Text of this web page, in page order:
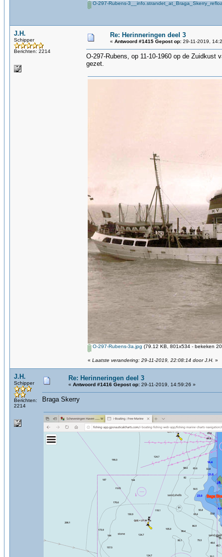
O-297-Rubens-
J.H.
Schipper
Berichten: 2214
Re: Herinneringen deel 3
« Antwoord #1415 Gepost op: 29-11-2019,
O-297-Rubens, op 11-10-1960 op de
gezet.
O-297-Rubens-3a.jpg (79.12 KB, 801x534 - bekeken
« Laatste verandering: 29-11-2019, 22:08:14 door J.H. »
J.H.
Schipper
Berichten:
2214
Re: Herinneringen deel 3
« Antwoord #1416 Gepost op: 29-11-2019, 14:59:26 »
Braga Skerry